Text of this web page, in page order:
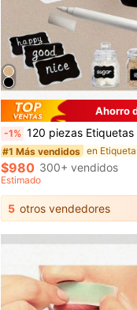
Ahorro
-1% 120 piezas Etiquetas de pizarra reutilizables e impermeables con 1 bolígrafo de etiqueta - Pegatinas removibles adecuadas para recipientes de almacenamiento, frascos Mason, botellas, despensa, suministros de oficina, frascos de especias, cajas de embalaje de alimentos, frascos de vidrio, sala de manualidades; Etiquetas de papel kraft autoadhesivas con patrón rectangular/ondulado para embalaje, etiquetado y organización, accesorios para fiestas de regalos,
#1 Más vendidos
$980 300+ vendidos
Estimado
5 otros vendedores